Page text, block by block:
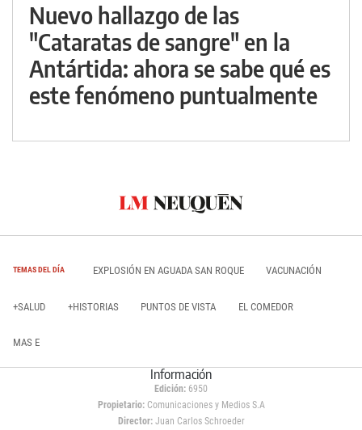
Nuevo hallazgo de las
"Cataratas de sangre" en la
Antártida: ahora se sabe qué es
este fenómeno puntualmente
TEMAS DEL DÍA EXPLOSIÓN EN AGUADA SAN ROQUE VACUNACIÓN
+SALUD +HISTORIAS PUNTOS DE VISTA EL COMEDOR
MAS E
Información
Edición: 6950
Propietario:Comunicaciones y Medios S.A
Director: Juan Carlos Schroeder